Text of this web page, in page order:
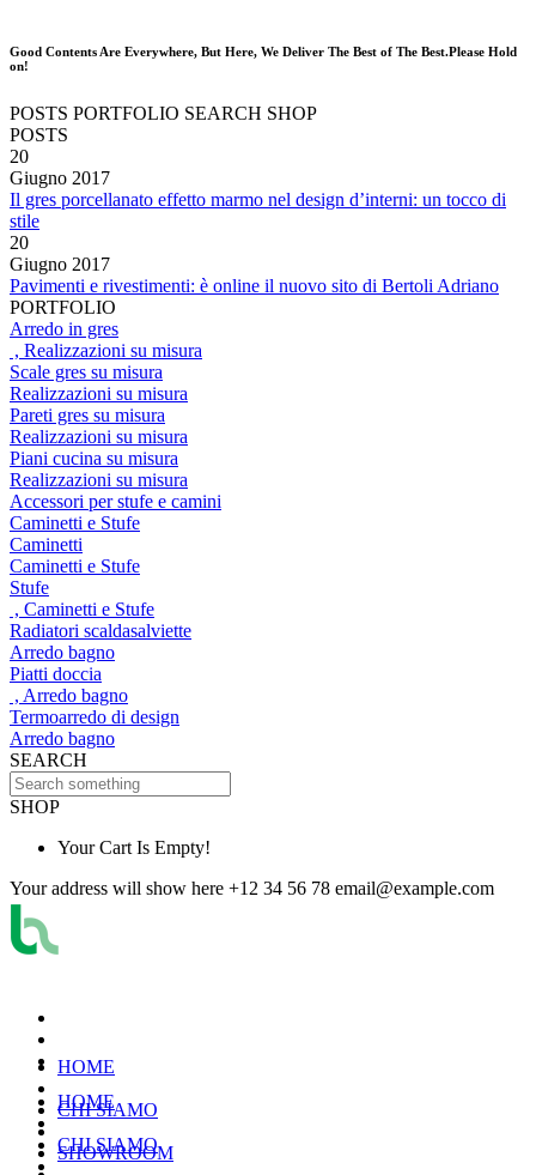
Good Contents Are Everywhere, But Here, We Deliver The Best of The Best.Please Hold
on!
POSTS PORTFOLIO SEARCH SHOP
POSTS
20
Giugno 2017
Il gres porcellanato effetto marmo nel design d’interni: un tocco di
stile
20
Giugno 2017
Pavimenti e rivestimenti: è online il nuovo sito di Bertoli Adriano
PORTFOLIO
Arredo in gres
, Realizzazioni su misura
Scale gres su misura
Realizzazioni su misura
Pareti gres su misura
Realizzazioni su misura
Piani cucina su misura
Realizzazioni su misura
Accessori per stufe e camini
Caminetti e Stufe
Caminetti
Caminetti e Stufe
Stufe
, Caminetti e Stufe
Radiatori scaldasalviette
Arredo bagno
Piatti doccia
, Arredo bagno
Termoarredo di design
Arredo bagno
SEARCH
SHOP
Your Cart Is Empty!
Your address will show here +12 34 56 78 email@example.com
HOME
CHI SIAMO
HOME
CHI SIAMO
SHOWROOM